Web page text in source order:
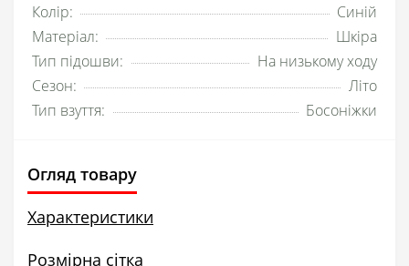
Колір:
Синій
Матеріал:
Шкіра
Тип підошви:
На низькому ходу
Сезон:
Літо
Тип взуття:
Босоніжки
Огляд товару
Характеристики
Розмірна сітка